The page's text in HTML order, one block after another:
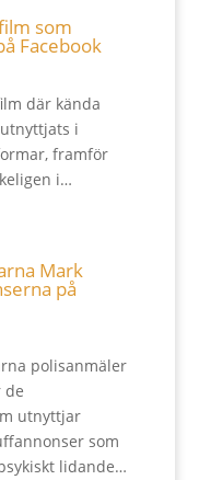
som
Facebook
där kända
i
framför
i…
Mark
på
polisanmäler
de
utnyttjar
som
lidande…